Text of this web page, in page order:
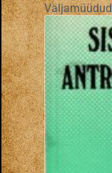
Väljamüüdud